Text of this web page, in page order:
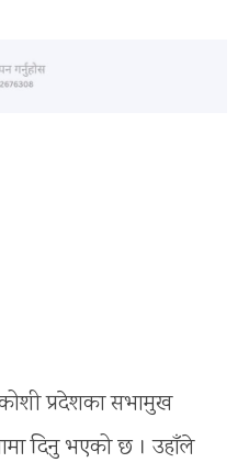
प्रदेशका सभामुख
दिनु भएको छ । उहाँले